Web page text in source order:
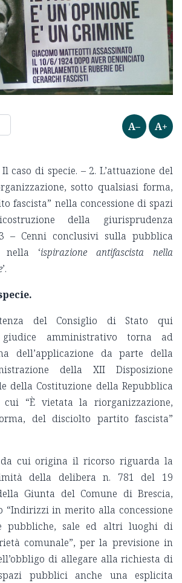
A– A+
caso di specie. – 2. L’attuazione del
sotto qualsiasi forma,
fascista” nella concessione di spazi
della giurisprudenza
– Cenni conclusivi sulla pubblica
nella ‘ispirazione antifascista nella
’.
del Consiglio di Stato qui
amministrativo torna ad
dell’applicazione da parte della
della XII Disposizione
della Costituzione della Repubblica
cui “È vietata la riorganizzazione,
del disciolto partito fascista”
cui origina il ricorso riguarda la
della delibera n. 781 del 19
Giunta del Comune di Brescia,
“Indirizzi in merito alla concessione
pubbliche, sale ed altri luoghi di
comunale”, per la previsione in
di allegare alla richiesta di
pubblici anche una esplicita